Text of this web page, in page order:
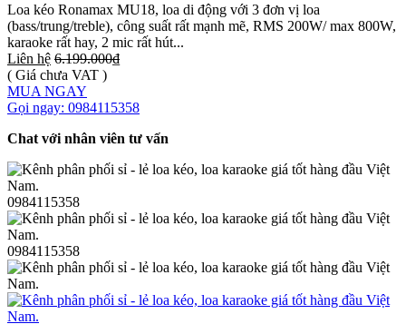
Loa kéo Ronamax MU18, loa di động với 3 đơn vị loa
(bass/trung/treble), công suất rất mạnh mẽ, RMS 200W/ max 800W,
karaoke rất hay, 2 mic rất hút...
Liên hệ 6.199.000₫
( Giá chưa VAT )
MUA NGAY
Gọi ngay: 0984115358
Chat với nhân viên tư vấn
0984115358
0984115358